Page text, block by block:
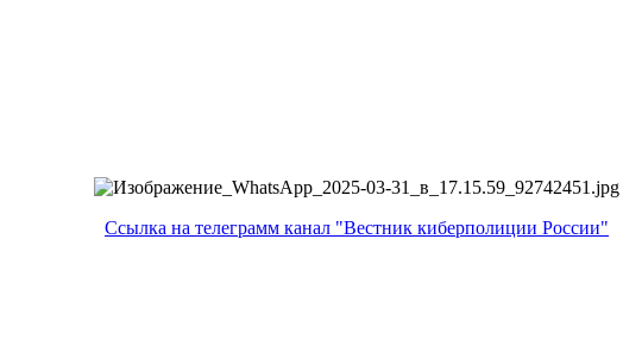
Ссылка на телеграмм канал "Вестник киберполиции России"